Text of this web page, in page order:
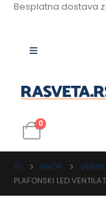
Besplatna dostava
0
SHOP
PLAFONSKI LED